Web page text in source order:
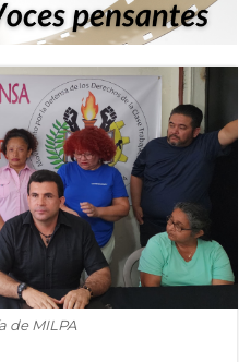
de MILPA